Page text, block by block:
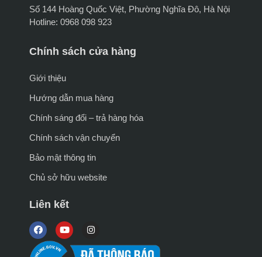
Số 144 Hoàng Quốc Việt, Phường Nghĩa Đô, Hà Nội
Hotline: 0968 098 923
Chính sách cửa hàng
Giới thiệu
Hướng dẫn mua hàng
Chính sáng đổi – trả hàng hóa
Chính sách vận chuyển
Bảo mật thông tin
Chủ sở hữu website
Liên kết